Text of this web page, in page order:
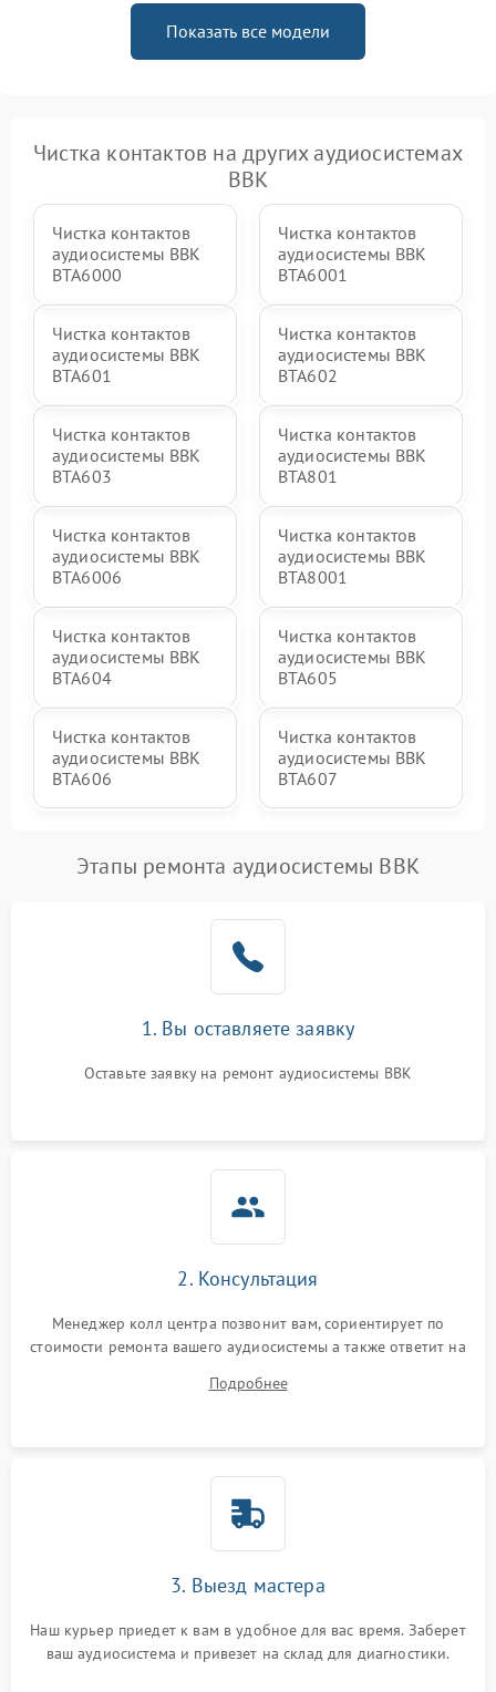
Показать все модели
Чистка контактов на других аудиосистемах
BBK
Чистка контактов
аудиосистемы BBK
BTA6000
Чистка контактов
аудиосистемы BBK
BTA6001
Чистка контактов
аудиосистемы BBK
BTA601
Чистка контактов
аудиосистемы BBK
BTA602
Чистка контактов
аудиосистемы BBK
BTA603
Чистка контактов
аудиосистемы BBK
BTA801
Чистка контактов
аудиосистемы BBK
BTA6006
Чистка контактов
аудиосистемы BBK
BTA8001
Чистка контактов
аудиосистемы BBK
BTA604
Чистка контактов
аудиосистемы BBK
BTA605
Чистка контактов
аудиосистемы BBK
BTA606
Чистка контактов
аудиосистемы BBK
BTA607
Этапы ремонта аудиосистемы BBK
1. Вы оставляете заявку
Оставьте заявку на ремонт аудиосистемы BBK
2. Консультация
Менеджер колл центра позвонит вам, сориентирует по
стоимости ремонта вашего аудиосистемы а также ответит на
Подробнее
3. Выезд мастера
Наш курьер приедет к вам в удобное для вас время. Заберет
ваш аудиосистема и привезет на склад для диагностики.